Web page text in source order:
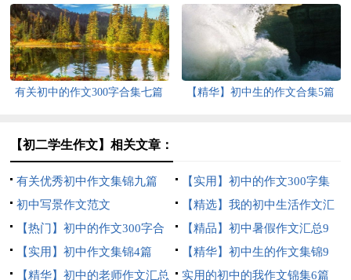
九篇
篇
有关初中的作文300字合集七篇 【精华】初中生的作文合集5篇
【初二学生作文】相关文章：
有关优秀初中作文集锦九篇
【实用】初中的作文300字集
锦9篇
初中写景作文范文
【精选】我的初中生活作文汇
总六篇
【热门】初中的作文300字合
集十篇
【精品】初中暑假作文汇总9
篇
【实用】初中作文集锦4篇
【精华】初中生的作文集锦9
篇
【精华】初中的老师作文汇总 实用的初中的我作文锦集6篇